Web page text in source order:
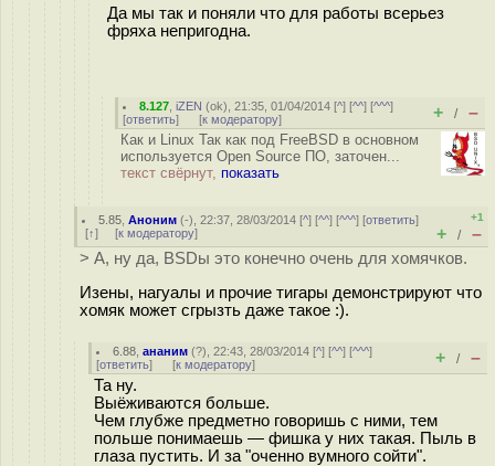
Да мы так и поняли что для работы всерьез
фряха непригодна.
8.127 ,iZEN (ok), 21:35, 01/04/2014 [^] [^^] [^^^]
[ответить] [к модератору] + / –
Как и Linux Так как под FreeBSD в основном
используется Open Source ПО, заточен...
текст свёрнут, показать
5.85 ,Аноним (-), 22:37, 28/03/2014 [^] [^^] [^^^] [ответить]
[↑] [к модератору]
+1
+ / –
> А, ну да, BSDы это конечно очень для хомячков.
Изены, нагуалы и прочие тигары демонстрируют что
хомяк может сгрызть даже такое :).
6.88 ,ананим (?), 22:43, 28/03/2014 [^] [^^] [^^^]
[ответить] [к модератору] + / –
Та ну.
Выёживаются больше.
Чем глубже предметно говоришь с ними, тем
польше понимаешь — фишка у них такая. Пыль в
глаза пустить. И за "оченно вумного сойти".